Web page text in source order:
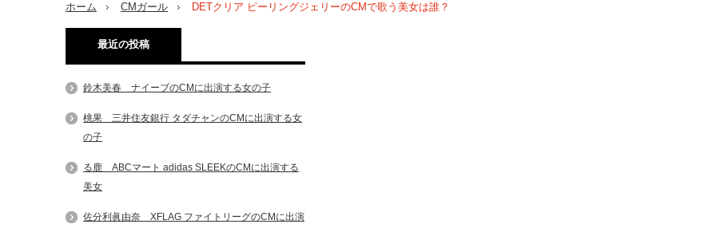
ホーム CMガール DETクリア ピーリングジェリーのCMで歌う美女は誰？
最近の投稿
鈴木美春 ナイーブのCMに出演する女の子
桃果 三井住友銀行 タダチャンのCMに出演する女
の子
る鹿 ABCマート adidas SLEEKのCMに出演する
美女
佐分利眞由奈 XFLAG ファイトリーグのCMに出演